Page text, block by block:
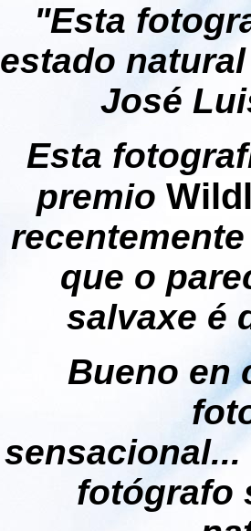
"Esta
estado
José
Esta
premio
que o
salvaxe é
Bueno en
sensacional...
fotógrafo